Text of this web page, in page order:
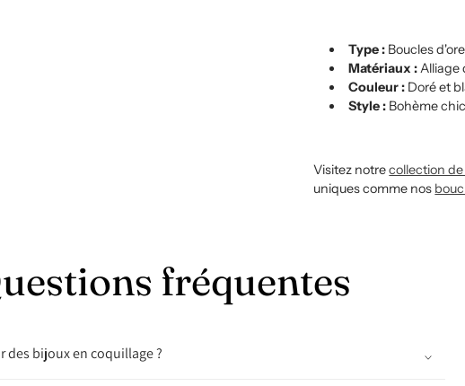
Type :Boucles
Matériaux :Alliage
Couleur :Doré et
Style :Bohème
Visitez notrecollection
uniques comme nos
fréquentes
des bijoux en coquillage ?